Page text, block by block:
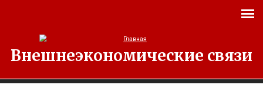
Внешнеэкономические связи